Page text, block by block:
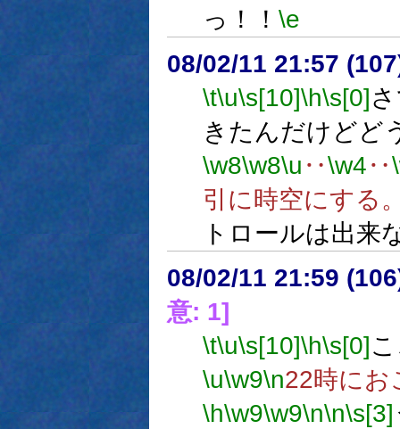
っ！！ \e
08/02/11 21:57
\t\u\s[10]\h\s[0]
きたんだけどど
\w8\w8\u ‥\w4‥
引に時空にする
トロールは出来
08/02/11 21:59
意: 1]
\t\u\s[10]\h\s[0]
\u\w9\n22時にお
\h\w9\w9\n\n\s[3]